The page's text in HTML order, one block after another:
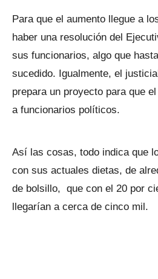
Para que el aumento llegue a
haber una resolución del
sus funcionarios, algo que
sucedido. Igualmente, el
prepara un proyecto para que
a funcionarios políticos.
Así las cosas, todo indica que
con sus actuales dietas, de
de bolsillo, que con el 20 por
llegarían a cerca de cinco mil.